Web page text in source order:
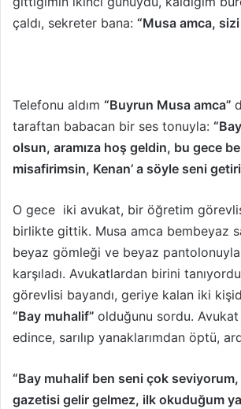
çaldı, sekreter bana: “Musa amca, sizi
Telefonu aldım “Buyrun Musa amca”
taraftan babacan bir ses tonuyla:
olsun, aramıza hoş geldin, bu gece
misafirimsin, Kenan’ a söyle seni
O gece iki avukat, bir öğretim
birlikte gittik. Musa amca bembeyaz
beyaz gömleği ve beyaz
karşıladı. Avukatlardan birini
görevlisi bayandı, geriye kalan iki
“Bay muhalif” olduğunu sordu.
edince, sarılıp yanaklarımdan öptü,
“Bay muhalif ben seni çok seviyorum,
gazetisi gelir gelmez, ilk okuduğum